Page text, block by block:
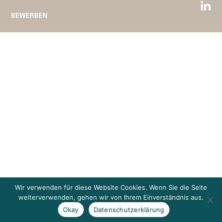
BEWERBEN
Wir verwenden für diese Website Cookies. Wenn Sie die Seite
weiterverwenden, gehen wir von Ihrem Einverständnis aus.
Okay
Datenschutzerklärung